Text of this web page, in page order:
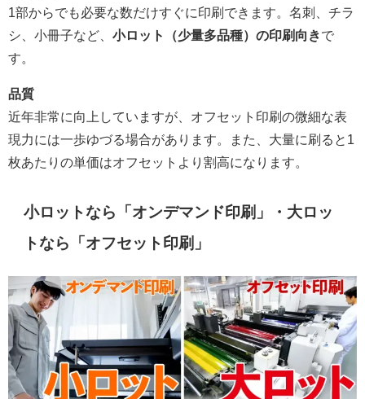
1部からでも必要な数だけすぐに印刷できます。名刺、チラ
シ、小冊子など、 小ロット（少量多品種）の印刷向きで
す。
品質
近年非常に向上していますが、オフセット印刷の微細な表
現力には一歩ゆづる場合があります。また、大量に刷ると1
枚あたりの単価はオフセットより割高になります。
小ロットなら「オンデマンド印刷」・大ロッ
トなら「オフセット印刷」